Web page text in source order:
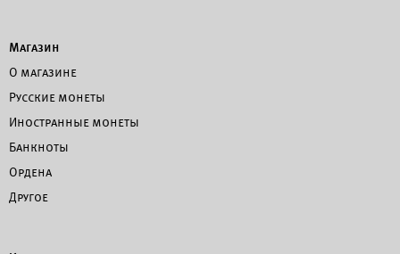
Магазин
О магазине
Русские монеты
Иностранные монеты
Банкноты
Ордена
Другое